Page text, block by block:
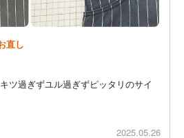
直し
ツ過ぎずユル過ぎずピッタリのサイ
2025.05.26